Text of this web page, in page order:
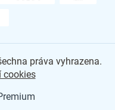
práva vyhrazena.
cookies